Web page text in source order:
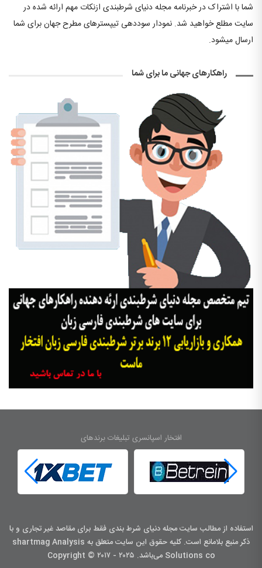
شما با اشتراک در خبرنامه مجله دنیای شرطبندی ازنکات مهم ارائه شده در
سایت مطلع خواهید شد. نمودار سوددهی تیپسترهای مطرح جهان برای شما
ارسال میشود.
راهکارهای جهانی ما برای شما
افتخار اسپانسری تبلیغات برندهای
استفاده از مطالب سایت مجله دنیای شرط بندی فقط برای مقاصد غیر تجاری و با
ذکر منبع بلامانع است. کليه حقوق اين سايت متعلق به shartmag Analysis
Solutions co می‌باشد. Copyright © ۲۰۱۷ - ۲۰۲۵